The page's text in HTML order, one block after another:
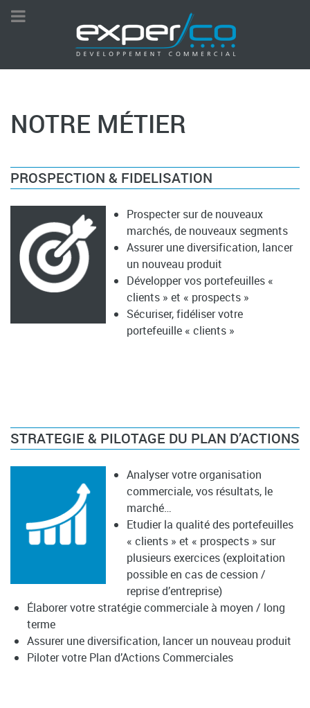
NOTRE MÉTIER
PROSPECTION & FIDELISATION
Prospecter sur de nouveaux
marchés, de nouveaux segments
Assurer une diversification, lancer
un nouveau produit
Développer vos portefeuilles «
clients » et « prospects »
Sécuriser, fidéliser votre
portefeuille « clients »
STRATEGIE & PILOTAGE DU PLAN D’ACTIONS
Analyser votre organisation
commerciale, vos résultats, le
marché…
Etudier la qualité des portefeuilles
« clients » et « prospects » sur
plusieurs exercices (exploitation
possible en cas de cession /
reprise d’entreprise)
Élaborer votre stratégie commerciale à moyen / long
terme
Assurer une diversification, lancer un nouveau produit
Piloter votre Plan d’Actions Commerciales